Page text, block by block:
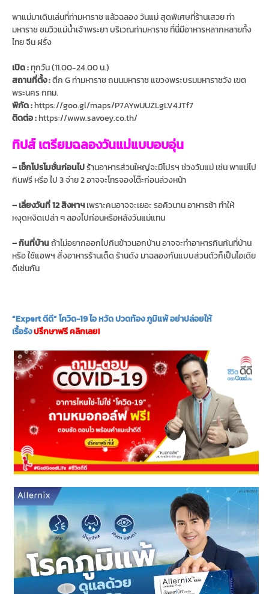
พาแม่มาเดินเล่นที่ท่ามหาราช แล้วฉลอง วันแม่ สุดพิเศษที่ร้านเสวย ท่า
มหาราช ชมวิวแม่น้ำเจ้าพระยา บริเวณท่ามหาราช ที่นี่มีอาหารหลากหลายทั้ง
ไทย จีน ฝรั่ง
เปิด : ทุกวัน (11.00-24.00 น.)
สถานที่ตั้ง :ตึก G ท่ามหาราช ถนนมหาราช แขวงพระบรมมหาราชวัง เขต
พระนคร กทม.
พิกัด : https://goo.gl/maps/P7AYwUUZLgLV4JTf7
ติดต่อ : https://www.savoey.co.th/
ทิปส์ เตรียมฉลองวันแม่แบบอบอุ่น
– เช็กโปรโมชั่นก่อนไปร้านอาหารส่วนใหญ่จะมีโปรฯ ช่วงวันแม่ เช่น พาแม่ไป
กินฟรี หรือ ไป 3 จ่าย 2 อาจจะโทรจองโต๊ะก่อนล่วงหน้า
– เลี่ยงวันที่ 12 สิงหาฯเพราะคนอาจจะเยอะ รอคิวนาน อาหารช้า ทำให้
หงุดหงิดเปล่า ๆ ลองไปก่อนหรือหลังวันแม่แทน
– กินที่บ้านถ้าไม่อยากออกไปกินข้าวนอกบ้าน อาจจะทำอาหารกินกันที่บ้าน
หรือ ใช้แอพฯ สั่งอาหารร้านเด็ด ร้านดัง มาฉลองกันแบบส่วนตัวก็เป็นไอเดีย
ดีเช่นกัน
“Expert ดีดี” โควิด-19 ไอ หวัด ปวดท้อง ภูมิแพ้ อย่าปล่อยให้
เรื้อรังปรึกษาฟรี คลิกเลย!